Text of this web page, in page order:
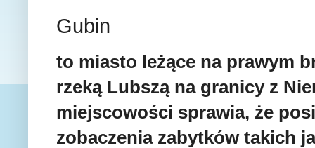
Gubin
to miasto leżące na prawym
rzeką Lubszą na granicy z
miejscowości sprawia, że
zobaczenia zabytków takich